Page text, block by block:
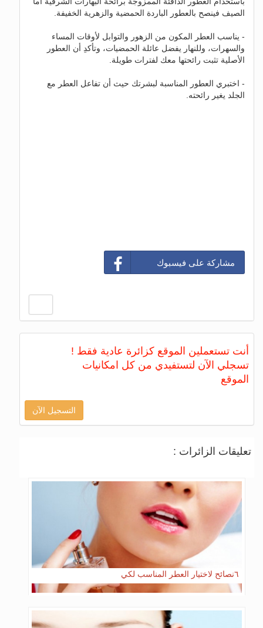
الصيف فينصح بالعطور الباردة الحمضية والزهرية الخفيفة.
- يناسب العطر المكون من الزهور والتوابل لأوقات المساء
والسهرات، وللنهار يفضل عائلة الحمضيات، وتأكدِ أن العطور
الأصلية تثبت رائحتها معك لفترات طويلة.
- اختبري العطور المناسبة لبشرتك حيث أن تفاعل العطر مع
الجلد يغير رائحته.
مشاركة على فيسبوك
أنت تستعملين الموقع كزائرة عادية فقط !
تسجلي الآن لتستفيدي من كل امكانيات
الموقع
التسجيل الآن
تعليقات الزائرات :
٦نصائح لاختيار العطر المناسب لكي